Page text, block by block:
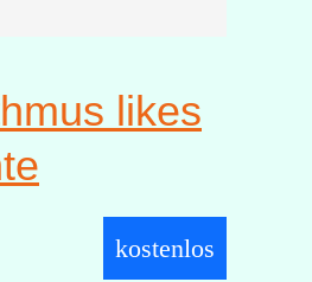
likes
kostenlos